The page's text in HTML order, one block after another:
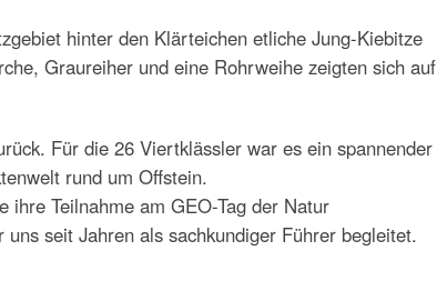
hinter den Klärteichen etliche Jung-Kiebitze
Graureiher und eine Rohrweihe zeigten sich auf
Für die 26 Viertklässler war es ein spannender
rund um Offstein.
ihre Teilnahme am GEO-Tag der Natur
seit Jahren als sachkundiger Führer begleitet.